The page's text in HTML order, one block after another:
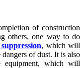
of construction
others, one way to do
, which will
of dust. It is also
equipment, which will